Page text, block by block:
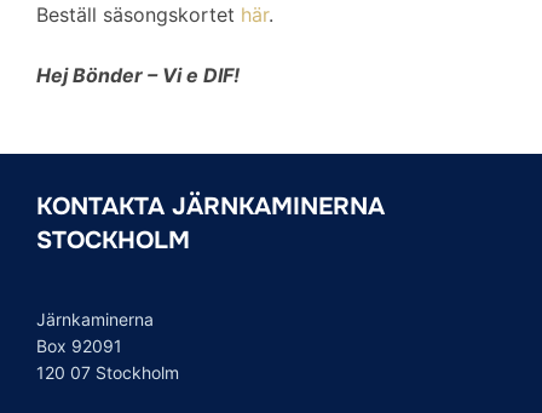
Beställ säsongskortet här.
Hej Bönder – Vi e DIF!
KONTAKTA JÄRNKAMINERNA
STOCKHOLM
Järnkaminerna
Box 92091
120 07 Stockholm